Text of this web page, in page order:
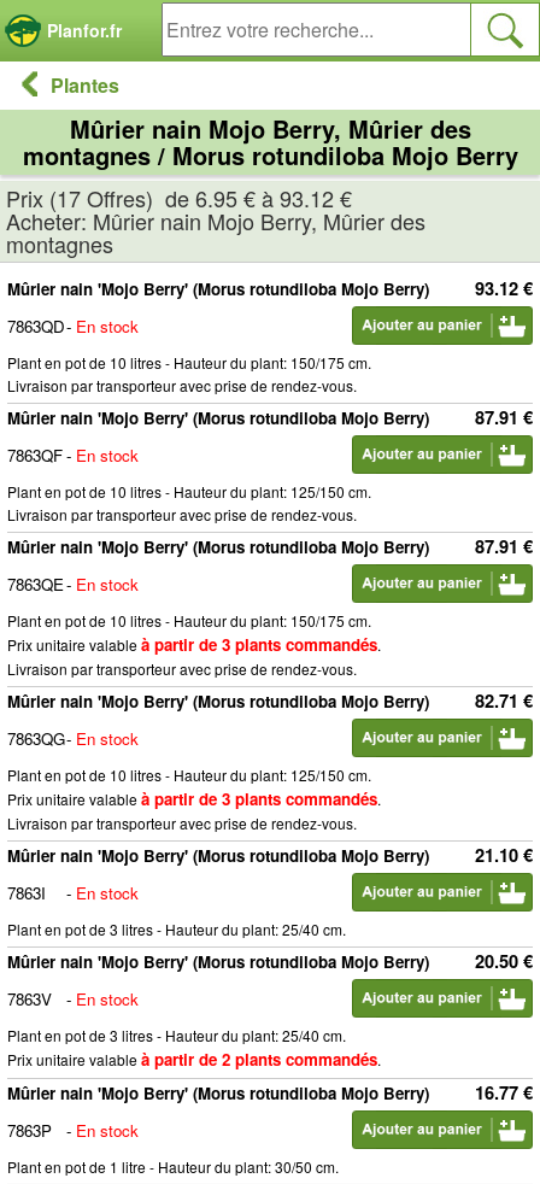
Planfor.fr
Plantes
Mûrier nain Mojo Berry, Mûrier des
montagnes / Morus rotundiloba Mojo Berry
Prix (17 Offres) de 6.95 € à 93.12 €
Acheter: Mûrier nain Mojo Berry, Mûrier des
montagnes
93.12 €
Mûrier nain 'Mojo Berry' (Morus rotundiloba Mojo Berry)
7863QD- En stock
Plant en pot de 10 litres - Hauteur du plant: 150/175 cm.
Livraison par transporteur avec prise de rendez-vous.
87.91 €
Mûrier nain 'Mojo Berry' (Morus rotundiloba Mojo Berry)
7863QF- En stock
Plant en pot de 10 litres - Hauteur du plant: 125/150 cm.
Livraison par transporteur avec prise de rendez-vous.
87.91 €
Mûrier nain 'Mojo Berry' (Morus rotundiloba Mojo Berry)
7863QE- En stock
Plant en pot de 10 litres - Hauteur du plant: 150/175 cm.
Prix unitaire valableà partir de 3 plants commandés.
Livraison par transporteur avec prise de rendez-vous.
82.71 €
Mûrier nain 'Mojo Berry' (Morus rotundiloba Mojo Berry)
7863QG- En stock
Plant en pot de 10 litres - Hauteur du plant: 125/150 cm.
Prix unitaire valableà partir de 3 plants commandés.
Livraison par transporteur avec prise de rendez-vous.
21.10 €
Mûrier nain 'Mojo Berry' (Morus rotundiloba Mojo Berry)
7863I
- En stock
Plant en pot de 3 litres - Hauteur du plant: 25/40 cm.
20.50 €
Mûrier nain 'Mojo Berry' (Morus rotundiloba Mojo Berry)
7863V
- En stock
Plant en pot de 3 litres - Hauteur du plant: 25/40 cm.
Prix unitaire valableà partir de 2 plants commandés.
16.77 €
Mûrier nain 'Mojo Berry' (Morus rotundiloba Mojo Berry)
7863P
- En stock
Plant en pot de 1 litre - Hauteur du plant: 30/50 cm.
Panneau de gestion des cookies